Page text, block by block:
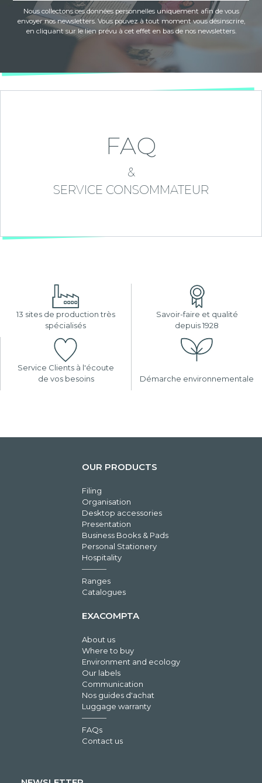
Nous collectons ces données personnelles uniquement afin de vous
envoyer nos newsletters. Vous pouvez à tout moment vous désinscrire,
en cliquant sur le lien prévu à cet effet en bas de nos newsletters.
FAQ
&
SERVICE CONSOMMATEUR
13 sites de production très
spécialisés
Savoir-faire et qualité
depuis 1928
Service Clients à l'écoute
de vos besoins
Démarche environnementale
OUR PRODUCTS
Filing
Organisation
Desktop accessories
Presentation
Business Books & Pads
Personal Stationery
Hospitality
Ranges
Catalogues
EXACOMPTA
About us
Where to buy
Environment and ecology
Our labels
Communication
Nos guides d'achat
Luggage warranty
FAQs
Contact us